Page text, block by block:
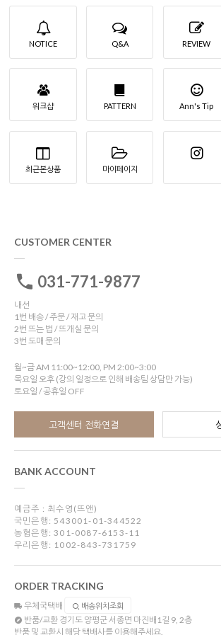
NOTICE Q&A REVIEW
워크샵 PATTERN Ann's Tip
최근본상품 마이페이지
CUSTOMER CENTER
031-771-9877
내선
1번 배송 / 주문 / 재고 문의
2번 뜨는 법 / 뜨개실 문의
3번 도매 문의
월~금 AM 11:00~12:00, PM 2:00~3:00
목요일 오후 (강의 일정으로 인해 배송팀 상담만 가능)
토요일 / 공휴일 OFF
고객센터 전화연결
BANK ACCOUNT
예금주 : 최수영(뜨앤)
국민은행: 543001-01-344522
농협은행: 301-0087-6153-11
우리은행: 1002-843-731759
ORDER TRACKING
우체국택배 배송위치조회
반품/교환 경기도 양평군 서종면 마진배1길 9, 2층
반품 및 교환시 해당 택배사를 이용해주세요.